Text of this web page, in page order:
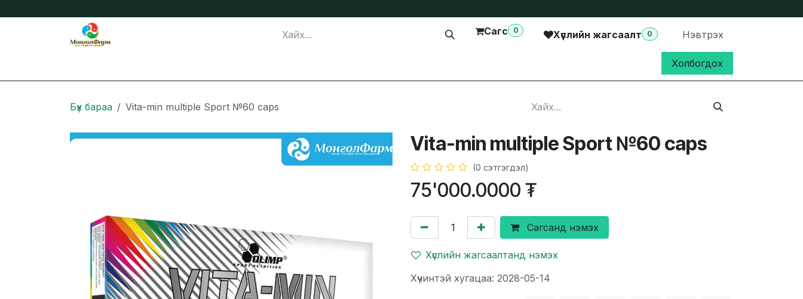
Сагс 0 Хүслийн жагсаалт 0 Нэвтрэх
Холбогдох
Бүх бараа Vita-min multiple Sport №60 caps
Vita-min multiple Sport №60 caps
(0 сэтгэгдэл)
75'000.0000 ₮
Сагсанд нэмэх
Хүслийн жагсаалтанд нэмэх
Хүчинтэй хугацаа: 2028-05-14